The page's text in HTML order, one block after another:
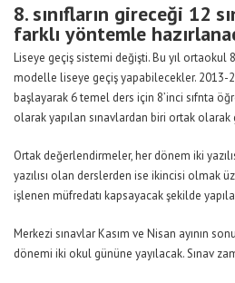
8. sınıfların gireceği 12
farklı yöntemle
Liseye geçiş sistemi değişti. Bu yıl ortaokul
modelle liseye geçiş yapabilecekler. 2013-
başlayarak 6 temel ders için 8’inci sıfnta
olarak yapılan sınavlardan biri ortak
Ortak değerlendirmeler, her dönem iki
yazılısı olan derslerden ise ikincisi olmak
işlenen müfredatı kapsayacak şekilde
Merkezi sınavlar Kasım ve Nisan ayının
dönemi iki okul gününe yayılacak. Sınav